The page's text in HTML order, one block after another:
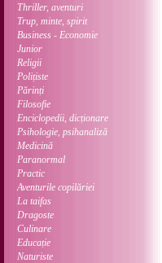
Thriller, aventuri
Trup, minte, spirit
Business - Economie
Junior
Religii
Polițiste
Părinți
Filosofie
Enciclopedii, dicționare
Psihologie, psihanaliză
Medicină
Paranormal
Practic
Aventurile copilăriei
La taifas
Dragoste
Culinare
Educație
Naturiste